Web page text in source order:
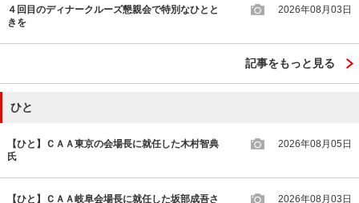
４回目のディナークルーズ懇親会で特別なひとと
きを
2026年08月03日
記事をもっと見る
ひと
【ひと】ＣＡＡ東京の会場長に就任した木村智典
氏
2026年08月05日
【ひと】ＣＡＡ岐阜会場長に就任した坂部成吾さ 2026年08月03日